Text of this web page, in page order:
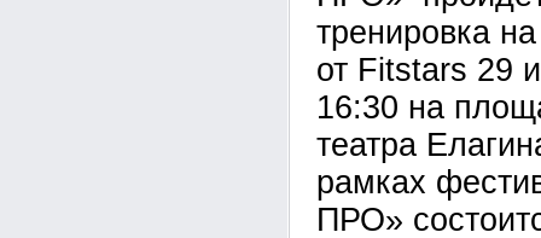
тренировка
от Fitstars 29
16:30 на
театра
рамках
ПРО»